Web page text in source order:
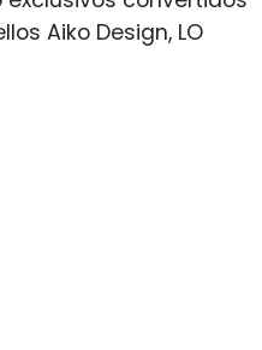
Aiko Design, LO